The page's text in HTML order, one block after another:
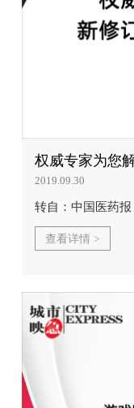
权威专家为您
2019.09.30
转自：中国医药报
查看详情 >